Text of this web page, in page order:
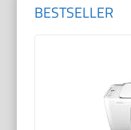
BESTSELLER